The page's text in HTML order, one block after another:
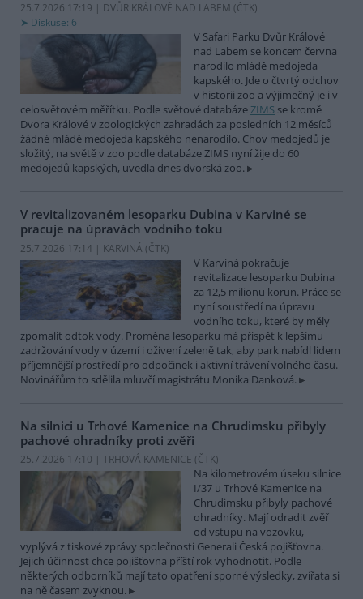
25.7.2026 17:19 | DVŮR KRÁLOVÉ NAD LABEM (ČTK)
Diskuse: 6
V Safari Parku Dvůr Králové
nad Labem se koncem června
narodilo mládě medojeda
kapského. Jde o čtvrtý odchov
v historii zoo a výjimečný je i v
celosvětovém měřítku. Podle světové databázeZIMS se kromě
Dvora Králové v zoologických zahradách za posledních 12 měsíců
žádné mládě medojeda kapského nenarodilo. Chov medojedů je
složitý, na světě v zoo podle databáze ZIMS nyní žije do 60
medojedů kapských, uvedla dnes dvorská zoo.
V revitalizovaném lesoparku Dubina v Karviné se
pracuje na úpravách vodního toku
25.7.2026 17:14 | KARVINÁ (ČTK)
V Karviná pokračuje
revitalizace lesoparku Dubina
za 12,5 milionu korun. Práce se
nyní soustředí na úpravu
vodního toku, které by měly
zpomalit odtok vody. Proměna lesoparku má přispět k lepšímu
zadržování vody v území i oživení zeleně tak, aby park nabídl lidem
příjemnější prostředí pro odpočinek i aktivní trávení volného času.
Novinářům to sdělila mluvčí magistrátu Monika Danková.
Na silnici u Trhové Kamenice na Chrudimsku přibyly
pachové ohradníky proti zvěři
25.7.2026 17:10 | TRHOVÁ KAMENICE (ČTK)
Na kilometrovém úseku silnice
I/37 u Trhové Kamenice na
Chrudimsku přibyly pachové
ohradníky. Mají odradit zvěř
od vstupu na vozovku,
vyplývá z tiskové zprávy společnosti Generali Česká pojišťovna.
Jejich účinnost chce pojišťovna příští rok vyhodnotit. Podle
některých odborníků mají tato opatření sporné výsledky, zvířata si
na ně časem zvyknou.